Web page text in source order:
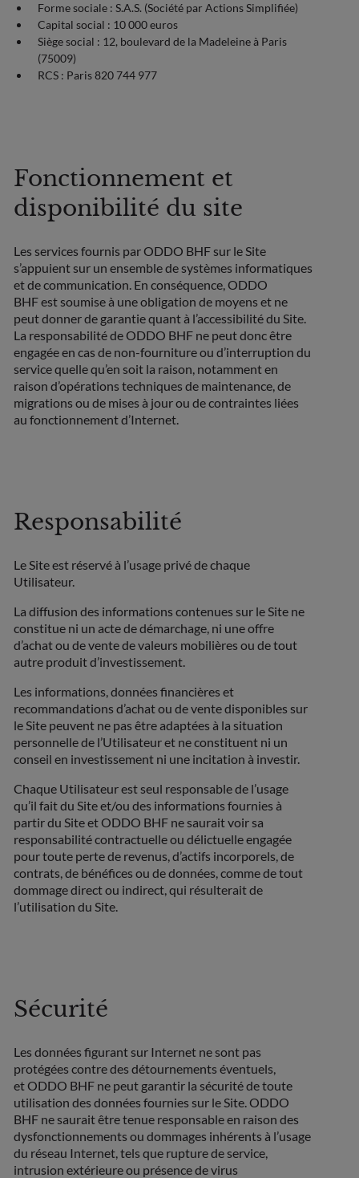
Forme sociale : S.A.S. (Société par Actions Simplifiée)
Capital social : 10 000 euros
Siège social : 12, boulevard de la Madeleine à Paris
(75009)
RCS : Paris 820 744 977
Fonctionnement et
disponibilité du site
Les services fournis par ODDO BHF sur le Site
s’appuient sur un ensemble de systèmes informatiques
et de communication. En conséquence, ODDO
BHF est soumise à une obligation de moyens et ne
peut donner de garantie quant à l’accessibilité du Site.
La responsabilité de ODDO BHF ne peut donc être
engagée en cas de non-fourniture ou d’interruption du
service quelle qu’en soit la raison, notamment en
raison d’opérations techniques de maintenance, de
migrations ou de mises à jour ou de contraintes liées
au fonctionnement d’Internet.
Responsabilité
Le Site est réservé à l’usage privé de chaque
Utilisateur.
La diffusion des informations contenues sur le Site ne
constitue ni un acte de démarchage, ni une offre
d’achat ou de vente de valeurs mobilières ou de tout
autre produit d’investissement.
Les informations, données financières et
recommandations d’achat ou de vente disponibles sur
le Site peuvent ne pas être adaptées à la situation
personnelle de l’Utilisateur et ne constituent ni un
conseil en investissement ni une incitation à investir.
Chaque Utilisateur est seul responsable de l’usage
qu’il fait du Site et/ou des informations fournies à
partir du Site et ODDO BHF ne saurait voir sa
responsabilité contractuelle ou délictuelle engagée
pour toute perte de revenus, d’actifs incorporels, de
contrats, de bénéfices ou de données, comme de tout
dommage direct ou indirect, qui résulterait de
l’utilisation du Site.
Sécurité
Les données figurant sur Internet ne sont pas
protégées contre des détournements éventuels,
et ODDO BHF ne peut garantir la sécurité de toute
utilisation des données fournies sur le Site. ODDO
BHF ne saurait être tenue responsable en raison des
dysfonctionnements ou dommages inhérents à l’usage
du réseau Internet, tels que rupture de service,
intrusion extérieure ou présence de virus